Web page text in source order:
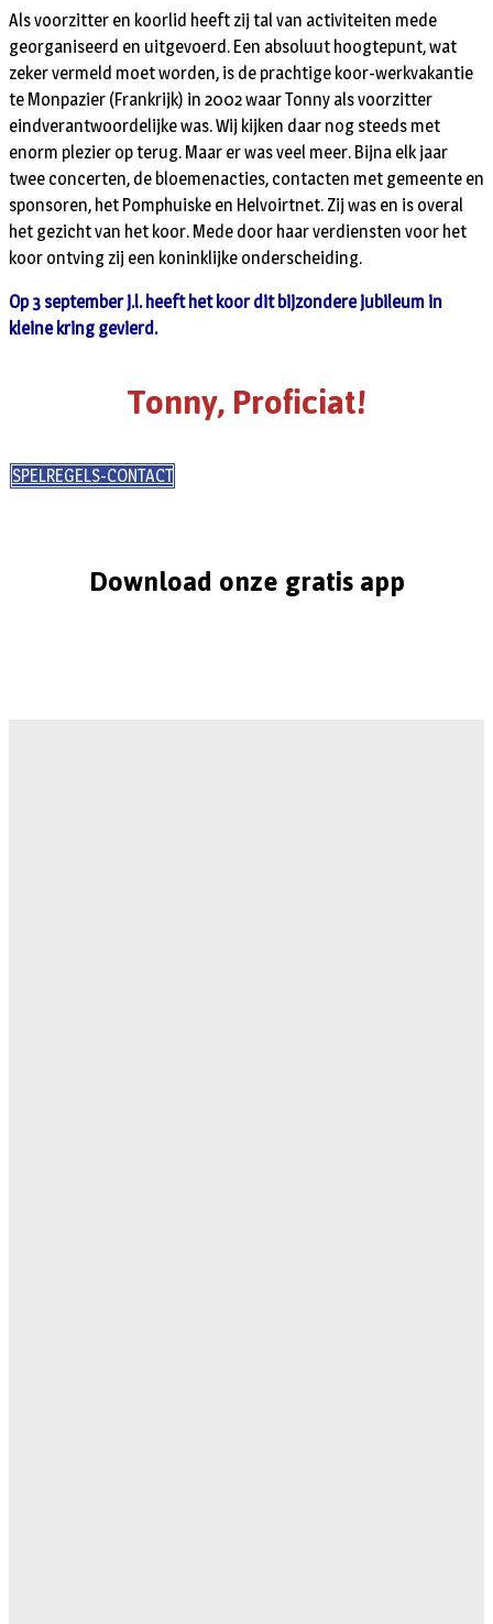
Als voorzitter en koorlid heeft zij tal van activiteiten mede
georganiseerd en uitgevoerd. Een absoluut hoogtepunt, wat
zeker vermeld moet worden, is de prachtige koor-werkvakantie
te Monpazier (Frankrijk) in 2002 waar Tonny als voorzitter
eindverantwoordelijke was. Wij kijken daar nog steeds met
enorm plezier op terug. Maar er was veel meer. Bijna elk jaar
twee concerten, de bloemenacties, contacten met gemeente en
sponsoren, het Pomphuiske en Helvoirtnet. Zij was en is overal
het gezicht van het koor. Mede door haar verdiensten voor het
koor ontving zij een koninklijke onderscheiding.
Op 3 september j.l. heeft het koor dit bijzondere jubileum in
kleine kring gevierd.
Tonny, Proficiat!
SPELREGELS-CONTACT
Download onze gratis app